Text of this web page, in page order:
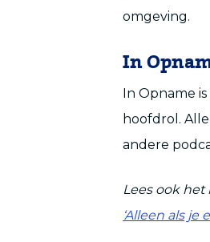
omgeving.
In
In Opname
hoofdrol.
andere
Lees ook het
‘Alleen als